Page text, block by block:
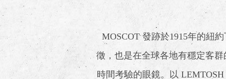
MOSCOT 發跡於1915年的紐
徵，也是在全球各地有穩定客
時間考驗的眼鏡。以